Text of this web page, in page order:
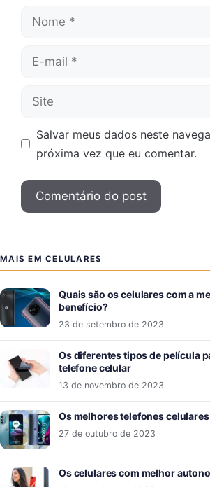
Nome
Site
Salvar meus dados neste
próxima vez que eu comentar.
MAIS EM CELULARES
Quais são os celulares com a
benefício?
23 de setembro de 2023
Os diferentes tipos de película
telefone celular
13 de novembro de 2023
Os melhores telefones
27 de outubro de 2023
Os celulares com melhor